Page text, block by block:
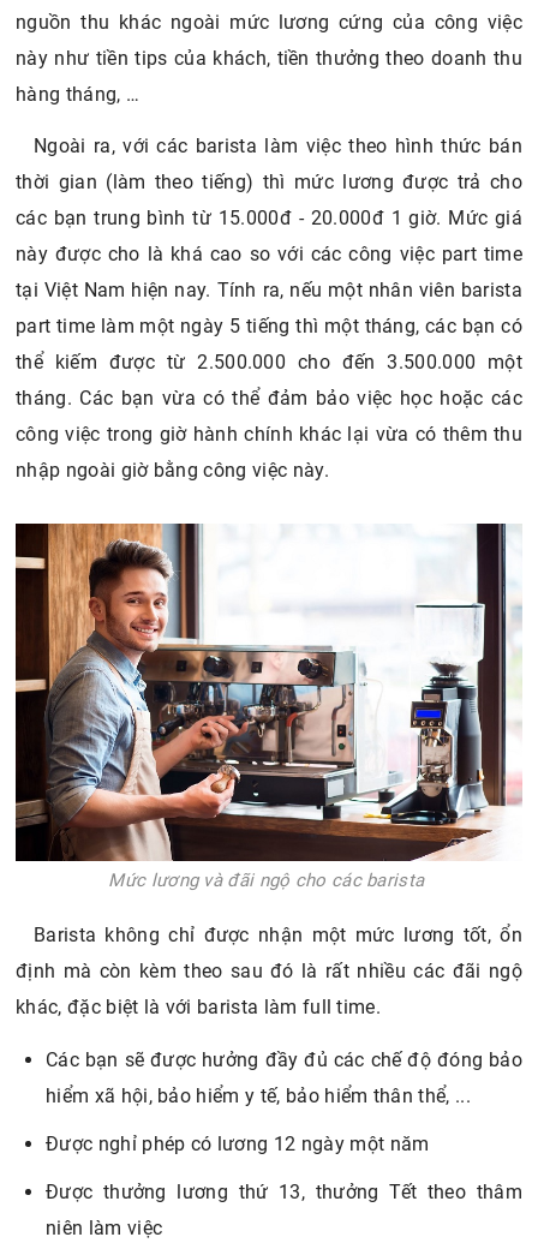
nguồn thu khác ngoài mức lương cứng của công việc
này như tiền tips của khách, tiền thưởng theo doanh thu
hàng tháng, …
Ngoài ra, với các barista làm việc theo hình thức bán
thời gian (làm theo tiếng) thì mức lương được trả cho
các bạn trung bình từ 15.000đ - 20.000đ 1 giờ. Mức giá
này được cho là khá cao so với các công việc part time
tại Việt Nam hiện nay. Tính ra, nếu một nhân viên barista
part time làm một ngày 5 tiếng thì một tháng, các bạn có
thể kiếm được từ 2.500.000 cho đến 3.500.000 một
tháng. Các bạn vừa có thể đảm bảo việc học hoặc các
công việc trong giờ hành chính khác lại vừa có thêm thu
nhập ngoài giờ bằng công việc này.
Mức lương và đãi ngộ cho các barista
Barista không chỉ được nhận một mức lương tốt, ổn
định mà còn kèm theo sau đó là rất nhiều các đãi ngộ
khác, đặc biệt là với barista làm full time.
Các bạn sẽ được hưởng đầy đủ các chế độ đóng bảo
hiểm xã hội, bảo hiểm y tế, bảo hiểm thân thể, ...
Được nghỉ phép có lương 12 ngày một năm
Được thưởng lương thứ 13, thưởng Tết theo thâm
niên làm việc